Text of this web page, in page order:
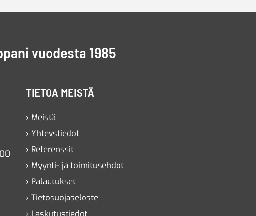
vuodesta 1985
TIETOA MEISTÄ
› Meistä
› Yhteystiedot
› Referenssit
› Myynti- ja toimitusehdot
› Palautukset
› Tietosuojaseloste
› Laskutustiedot